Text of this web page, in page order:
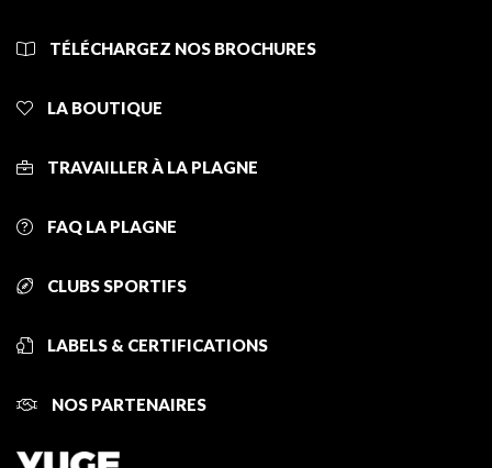
TÉLÉCHARGEZ NOS BROCHURES
LA BOUTIQUE
TRAVAILLER À LA PLAGNE
FAQ LA PLAGNE
CLUBS SPORTIFS
LABELS & CERTIFICATIONS
NOS PARTENAIRES